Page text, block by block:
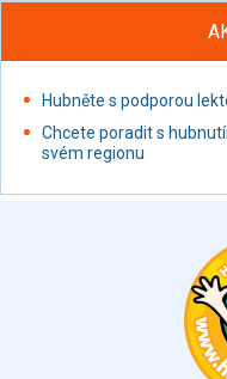
Hubněte s podporou
Chcete poradit s
svém regionu